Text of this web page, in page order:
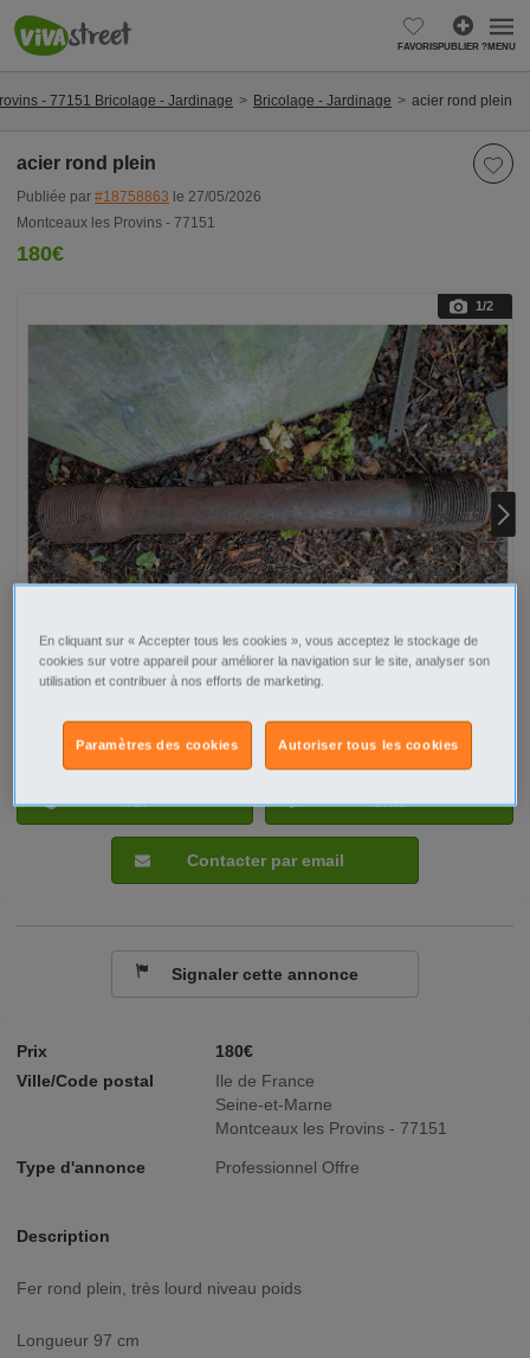
FAVORISPUBLIER ?MENU
- 77151 Bricolage - Jardinage Bricolage - Jardinage acier rond plein
acier rond plein
Publiée par #18758863 le 27/05/2026
Montceaux les Provins - 77151
180€
1/2
Prix
180€
Ville/Code postal
Ile de France
Seine-et-Marne
Montceaux les Provins - 77151
Type d'annonce Professionnel Offre
Description
Fer rond plein, très lourd niveau poids
Longueur 97 cm
Tel Sms
Contacter par email
Signaler cette annonce
En cliquant sur « Accepter tous les cookies », vous acceptez le stockage de
cookies sur votre appareil pour améliorer la navigation sur le site, analyser son
utilisation et contribuer à nos efforts de marketing.
Autoriser tous les cookies
Paramètres des cookies